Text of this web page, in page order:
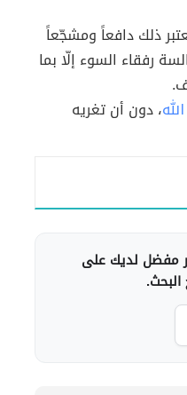
ذلك دافعاً ومشجّعاً
رفقاء السوء إلّا بما
، دون أن تغريه
مفضل لديك على